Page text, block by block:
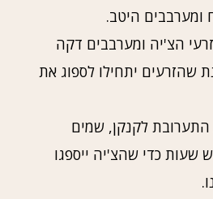
ומערבבים היטב.
הצ'יה ומערבבים דקה
שהזרעים יתחילו לספוג את
לקנקן, שמים
שעות כדי שהצ'יה ייספגו